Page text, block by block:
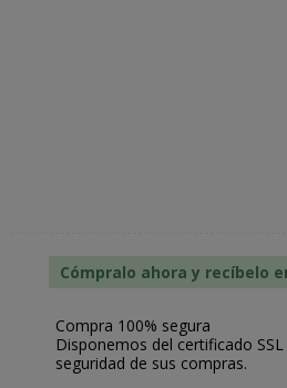
Cómpralo ahora y recíbelo
Compra 100% segura
Disponemos del certificado
seguridad de sus compras.